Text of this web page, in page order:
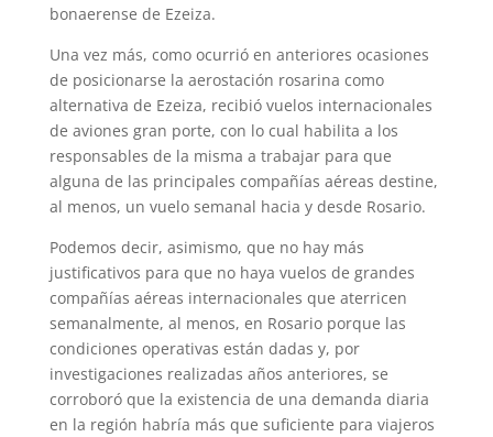
p
p
a
m
r
e
s
t
k
bonaerense de Ezeiza.
Una vez más, como ocurrió en anteriores ocasiones
de posicionarse la aerostación rosarina como
alternativa de Ezeiza, recibió vuelos internacionales
de aviones gran porte, con lo cual habilita a los
responsables de la misma a trabajar para que
alguna de las principales compañías aéreas destine,
al menos, un vuelo semanal hacia y desde Rosario.
Podemos decir, asimismo, que no hay más
justificativos para que no haya vuelos de grandes
compañías aéreas internacionales que aterricen
semanalmente, al menos, en Rosario porque las
condiciones operativas están dadas y, por
investigaciones realizadas años anteriores, se
corroboró que la existencia de una demanda diaria
en la región habría más que suficiente para viajeros